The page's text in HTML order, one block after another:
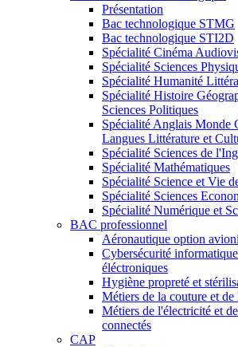
Présentation
Bac technologique STMG
Bac technologique STI2D
Spécialité Cinéma
Spécialité Sciences
Spécialité Humanité
Spécialité Histoire
Sciences Politiques
Spécialité Anglais Monde
Langues Littérature et
Spécialité Sciences de
Spécialité Mathématiques
Spécialité Science et Vie
Spécialité Sciences
Spécialité Numérique et
BAC professionnel
Aéronautique option
Cybersécurité
éléctroniques
Hygiène propreté et
Métiers de la couture et
Métiers de l'électricité et
connectés
CAP